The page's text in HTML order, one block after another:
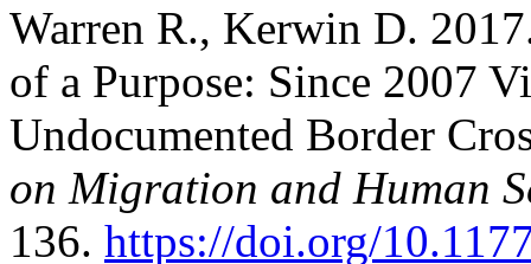
Warren R., Kerwin D.
of a Purpose: Since 2007
Undocumented Border
on Migration and Human
136. https://doi.org/